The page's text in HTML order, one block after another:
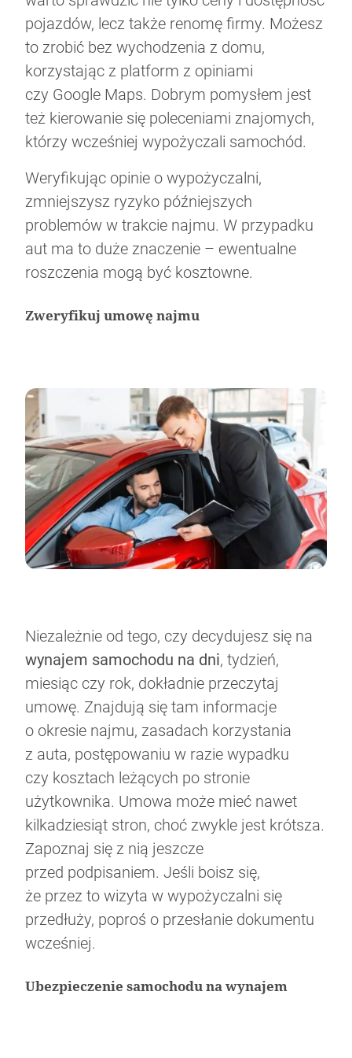
pojazdów, lecz także renomę firmy. Możesz
to zrobić bez wychodzenia z domu,
korzystając z platform z opiniami
czy Google Maps. Dobrym pomysłem jest
też kierowanie się poleceniami znajomych,
którzy wcześniej wypożyczali samochód.
Weryfikując opinie o wypożyczalni,
zmniejszysz ryzyko późniejszych
problemów w trakcie najmu. W przypadku
aut ma to duże znaczenie – ewentualne
roszczenia mogą być kosztowne.
Zweryfikuj umowę najmu
Niezależnie od tego, czy decydujesz się na
wynajem samochodu na dni, tydzień,
miesiąc czy rok, dokładnie przeczytaj
umowę. Znajdują się tam informacje
o okresie najmu, zasadach korzystania
z auta, postępowaniu w razie wypadku
czy kosztach leżących po stronie
użytkownika. Umowa może mieć nawet
kilkadziesiąt stron, choć zwykle jest krótsza.
Zapoznaj się z nią jeszcze
przed podpisaniem. Jeśli boisz się,
że przez to wizyta w wypożyczalni się
przedłuży, poproś o przesłanie dokumentu
wcześniej.
Ubezpieczenie samochodu na wynajem